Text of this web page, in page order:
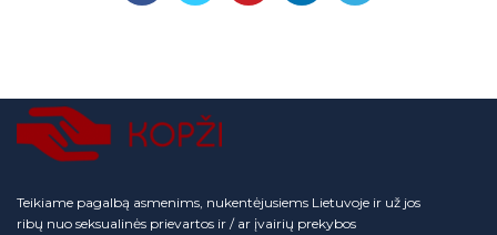
Teikiame pagalbą asmenims, nukentėjusiems Lietuvoje ir už jos
ribų nuo seksualinės prievartos ir / ar įvairių prekybos